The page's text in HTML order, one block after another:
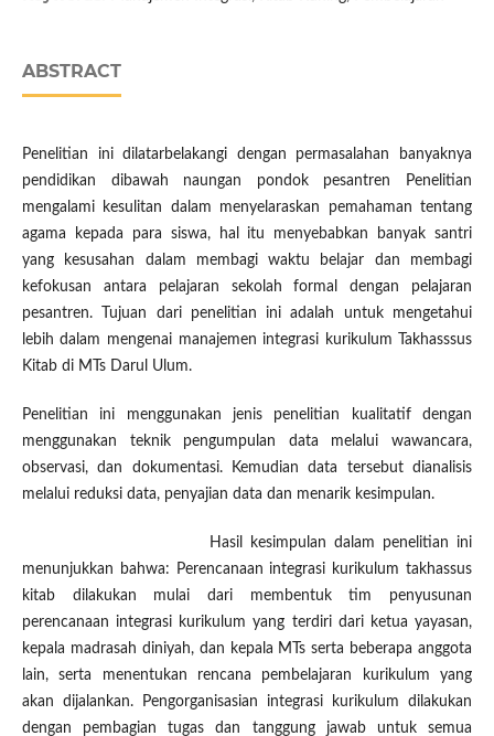
ABSTRACT
Penelitian ini dilatarbelakangi dengan permasalahan banyaknya
pendidikan dibawah naungan pondok pesantren Penelitian
mengalami kesulitan dalam menyelaraskan pemahaman tentang
agama kepada para siswa, hal itu menyebabkan banyak santri
yang kesusahan dalam membagi waktu belajar dan membagi
kefokusan antara pelajaran sekolah formal dengan pelajaran
pesantren. Tujuan dari penelitian ini adalah untuk mengetahui
lebih dalam mengenai manajemen integrasi kurikulum Takhasssus
Kitab di MTs Darul Ulum.
Penelitian ini menggunakan jenis penelitian kualitatif dengan
menggunakan teknik pengumpulan data melalui wawancara,
observasi, dan dokumentasi. Kemudian data tersebut dianalisis
melalui reduksi data, penyajian data dan menarik kesimpulan.
Hasil kesimpulan dalam penelitian ini
menunjukkan bahwa: Perencanaan integrasi kurikulum takhassus
kitab dilakukan mulai dari membentuk tim penyusunan
perencanaan integrasi kurikulum yang terdiri dari ketua yayasan,
kepala madrasah diniyah, dan kepala MTs serta beberapa anggota
lain, serta menentukan rencana pembelajaran kurikulum yang
akan dijalankan. Pengorganisasian integrasi kurikulum dilakukan
dengan pembagian tugas dan tanggung jawab untuk semua